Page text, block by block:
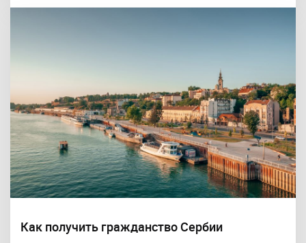
Как получить гражданство Сербии